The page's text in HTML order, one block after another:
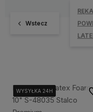
Wstecz
Rękawice "Latex Foam
10" S-48035 Stalco
WYSYŁKA 24H
WYSYŁKA 24H
WYSYŁKA 24H